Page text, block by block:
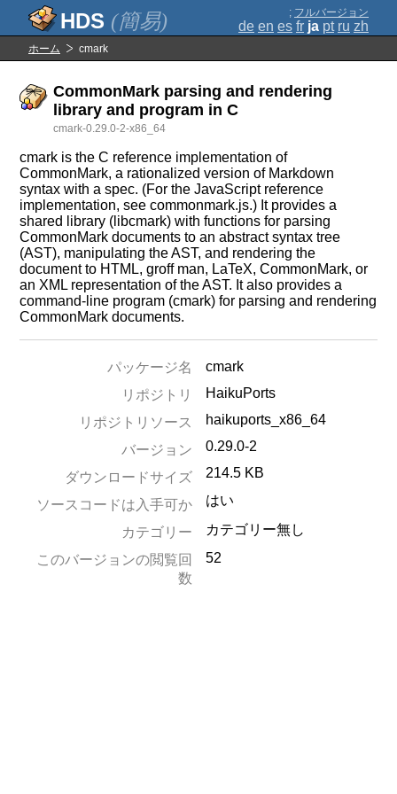
(簡易) ; フルバージョン
de en es fr ja pt ru zh
ホーム cmark
CommonMark parsing and rendering
library and program in C
cmark-0.29.0-2-x86_64
cmark is the C reference implementation of
CommonMark, a rationalized version of Markdown
syntax with a spec. (For the JavaScript reference
implementation, see commonmark.js.) It provides a
shared library (libcmark) with functions for parsing
CommonMark documents to an abstract syntax tree
(AST), manipulating the AST, and rendering the
document to HTML, groff man, LaTeX, CommonMark, or
an XML representation of the AST. It also provides a
command-line program (cmark) for parsing and rendering
CommonMark documents.
パッケージ名
cmark
リポジトリ
HaikuPorts
リポジトリソース
haikuports_x86_64
バージョン
0.29.0-2
ダウンロードサイズ 214.5 KB
ソースコードは入手可か はい
カテゴリー
カテゴリー無し
このバージョンの閲覧回
数
52